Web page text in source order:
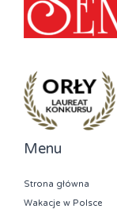
Menu
Strona główna
Wakacje w Polsce